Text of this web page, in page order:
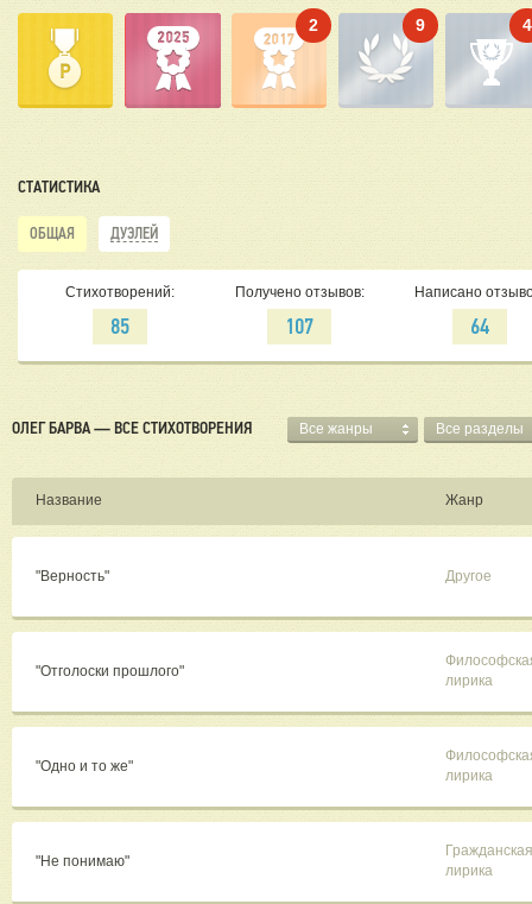
2 9 4
СТАТИСТИКА
ОБЩАЯ ДУЭЛЕЙ
Стихотворений:
85
Получено отзывов:
107
Написано
64
ОЛЕГ БАРВА — ВСЕ СТИХОТВОРЕНИЯ Все жанры Все разделы
Название Жанр
"Верность" Другое
"Отголоски прошлого"
лирика
"Одно и то же"
лирика
"Не понимаю"
Гражданская
лирика